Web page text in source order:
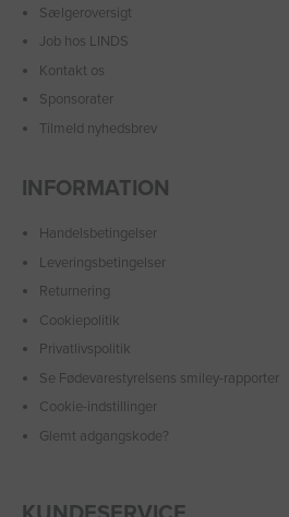
Sælgeroversigt
Job hos LINDS
Kontakt os
Sponsorater
Tilmeld nyhedsbrev
INFORMATION
Handelsbetingelser
Leveringsbetingelser
Returnering
Cookiepolitik
Privatlivspolitik
Se Fødevarestyrelsens smiley-rapporter
Cookie-indstillinger
Glemt adgangskode?